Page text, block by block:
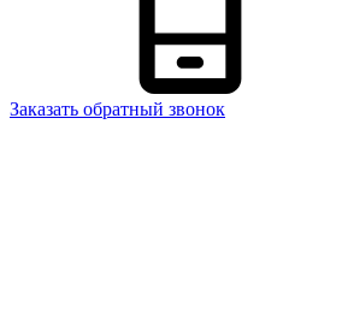
Заказать обратный звонок